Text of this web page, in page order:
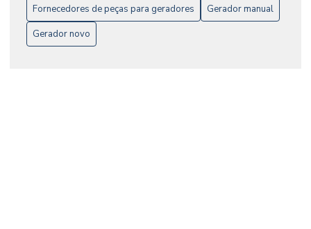
a Dia
undefined
Fornecedores de peças para geradores
Gerador manual
Gerador novo